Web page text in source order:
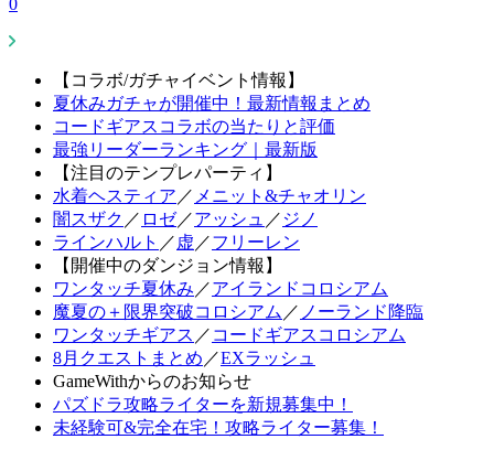
【コラボ/ガチャイベント情報】
夏休みガチャが開催中！最新情報まとめ
コードギアスコラボの当たりと評価
最強リーダーランキング｜最新版
【注目のテンプレパーティ】
水着ヘスティア ／ メニット&チャオリン
闇スザク ／ ロゼ／アッシュ ／ ジノ
ラインハルト ／ 虚 ／フリーレン
【開催中のダンジョン情報】
ワンタッチ夏休み ／アイランドコロシアム
魔夏の＋限界突破コロシアム ／ ノーランド降臨
ワンタッチギアス ／ コードギアスコロシアム
8月クエストまとめ ／EXラッシュ
GameWithからのお知らせ
パズドラ攻略ライターを新規募集中！
未経験可&完全在宅！攻略ライター募集！